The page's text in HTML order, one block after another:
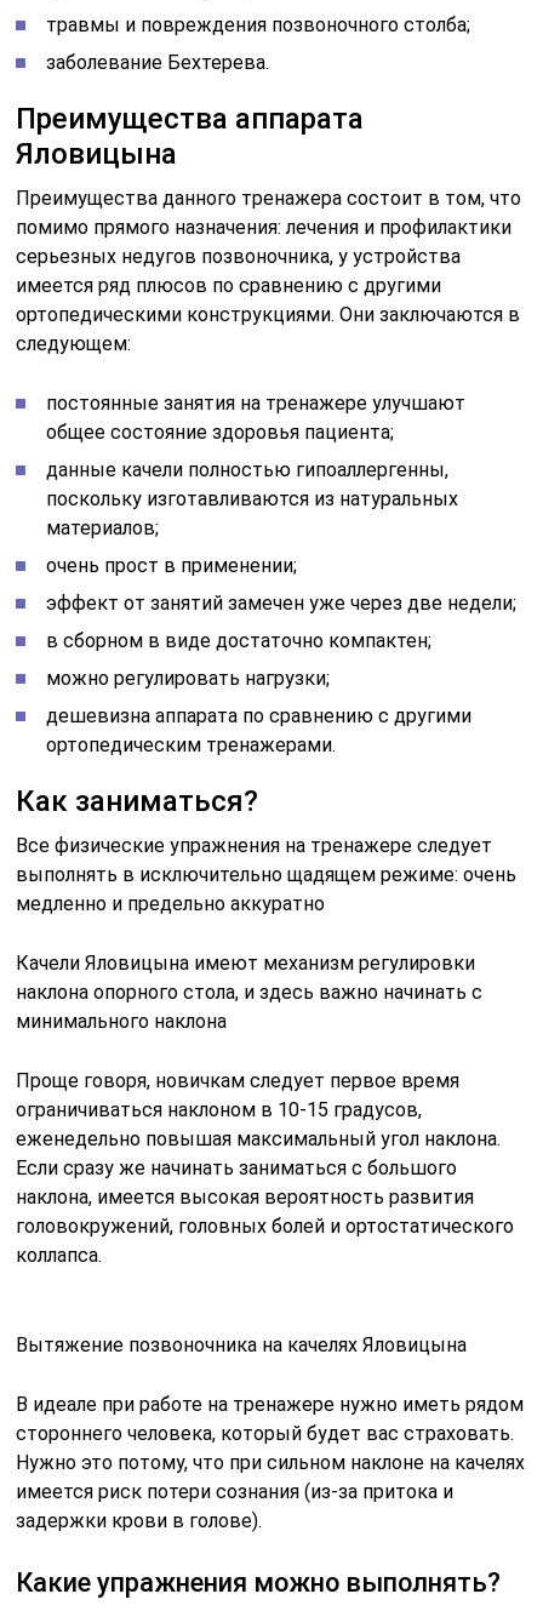
травмы и повреждения позвоночного столба;
заболевание Бехтерева.
Преимущества аппарата
Яловицына
Преимущества данного тренажера состоит в том, что
помимо прямого назначения: лечения и профилактики
серьезных недугов позвоночника, у устройства
имеется ряд плюсов по сравнению с другими
ортопедическими конструкциями. Они заключаются в
следующем:
постоянные занятия на тренажере улучшают
общее состояние здоровья пациента;
данные качели полностью гипоаллергенны,
поскольку изготавливаются из натуральных
материалов;
очень прост в применении;
эффект от занятий замечен уже через две недели;
в сборном в виде достаточно компактен;
можно регулировать нагрузки;
дешевизна аппарата по сравнению с другими
ортопедическим тренажерами.
Как заниматься?
Все физические упражнения на тренажере следует
выполнять в исключительно щадящем режиме: очень
медленно и предельно аккуратно
Качели Яловицына имеют механизм регулировки
наклона опорного стола, и здесь важно начинать с
минимального наклона
Проще говоря, новичкам следует первое время
ограничиваться наклоном в 10-15 градусов,
еженедельно повышая максимальный угол наклона.
Если сразу же начинать заниматься с большого
наклона, имеется высокая вероятность развития
головокружений, головных болей и ортостатического
коллапса.
Вытяжение позвоночника на качелях Яловицына
В идеале при работе на тренажере нужно иметь рядом
стороннего человека, который будет вас страховать.
Нужно это потому, что при сильном наклоне на качелях
имеется риск потери сознания (из-за притока и
задержки крови в голове).
Какие упражнения можно выполнять?